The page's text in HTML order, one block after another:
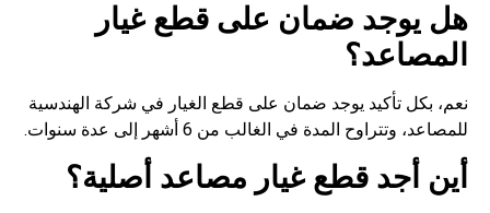
هل يوجد ضمان على قطع غيار
المصاعد؟
نعم، بكل تأكيد يوجد ضمان على قطع الغيار في شركة الهندسية
للمصاعد، وتتراوح المدة في الغالب من 6 أشهر إلى عدة سنوات.
أين أجد قطع غيار مصاعد أصلية؟